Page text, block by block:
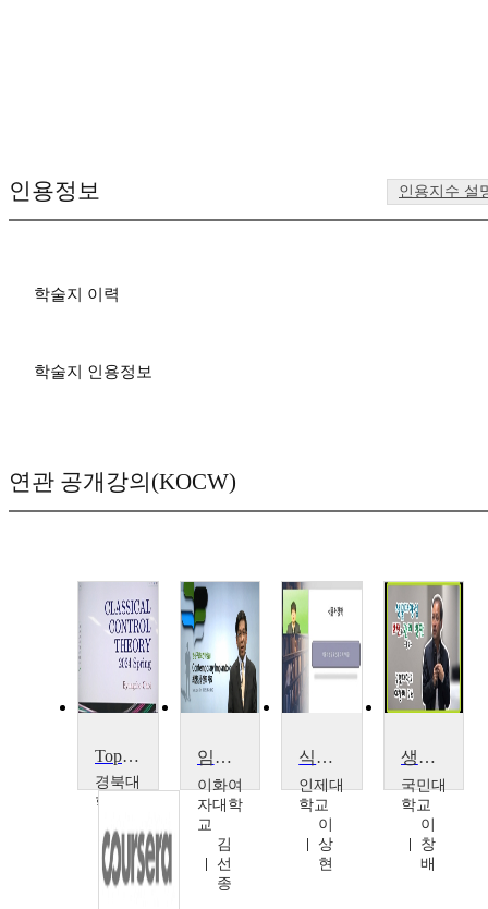
인용정보 인용지수 설
학술지 이력
학술지 인용정보
연관 공개강의(KOCW)
Topics in Control Engineering2(Classical Control Theory)
경북대
학교
병
조
임상구강보건학실습: 최신임플란트 치료
이화여
자대학
교
김
선
종
식품저장학
인제대
학교
이
상
현
생물다양성 보전과 관리 방안
국민대
학교
이
창
배